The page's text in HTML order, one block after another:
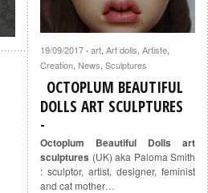
19/09/2017 · art, Art dolls, Artiste,
Creation, News, Sculptures
OCTOPLUM BEAUTIFUL
DOLLS ART SCULPTURES
Octoplum Beautiful Dolls art
sculptures (UK) aka Paloma Smith
: sculptor, artist, designer, feminist
and cat mother…